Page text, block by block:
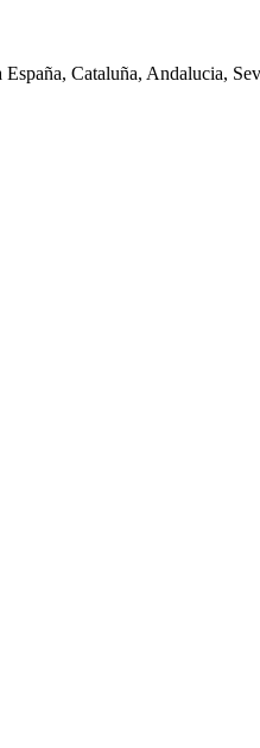
Cataluña, Andalucia,